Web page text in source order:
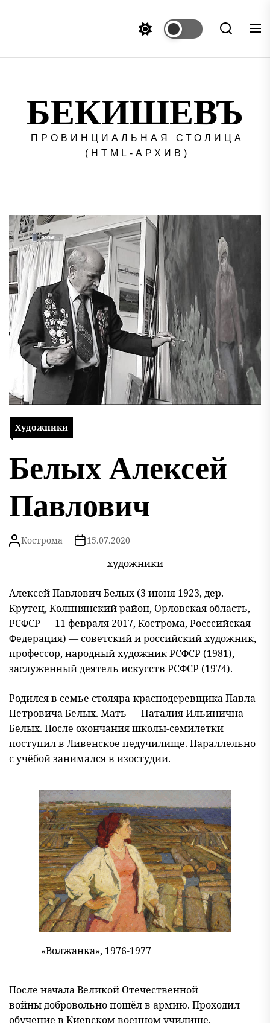
БЕКИШЕВЪ
ПРОВИНЦИАЛЬНАЯ СТОЛИЦА
(HTML-АРХИВ)
Художники
Белых Алексей
Павлович
Кострома 15.07.2020
художники
Алексей Павлович Белых (3 июня 1923, дер.
Крутец, Колпнянский район, Орловская область,
РСФСР — 11 февраля 2017, Кострома, Росссийская
Федерация) — советский и российский художник,
профессор, народный художник РСФСР (1981),
заслуженный деятель искусств РСФСР (1974).
Родился в семье столяра-краснодеревщика Павла
Петровича Белых. Мать — Наталия Ильинична
Белых. После окончания школы-семилетки
поступил в Ливенское педучилище. Параллельно
с учёбой занимался в изостудии.
«Волжанка», 1976-1977
После начала Великой Отечественной
войны добровольно пошёл в армию. Проходил
обучение в Киевском военном училище,